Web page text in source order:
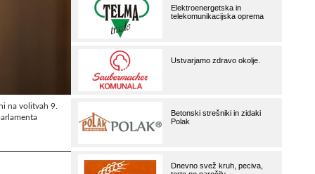
na volitvah 9.